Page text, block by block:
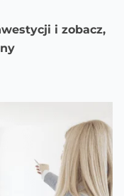
i zobacz,